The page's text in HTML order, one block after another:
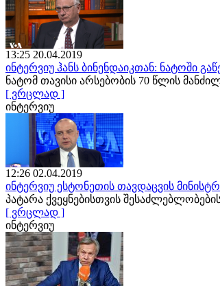
13:25 20.04.2019
ინტერვიუ ჰანს ბინენდაიკთან: ნატოში
ნატომ თავისი არსებობის 70 წლის
[ ვრცლად ]
ინტერვიუ
12:26 02.04.2019
ინტერვიუ ესტონეთის თავდაცვის
პატარა ქვეყნებისთვის
[ ვრცლად ]
ინტერვიუ